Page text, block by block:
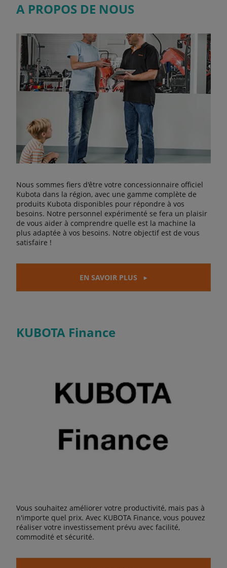
A PROPOS DE NOUS
Nous sommes fiers d'être votre concessionnaire officiel
Kubota dans la région, avec une gamme complète de
produits Kubota disponibles pour répondre à vos
besoins. Notre personnel expérimenté se fera un plaisir
de vous aider à comprendre quelle est la machine la
plus adaptée à vos besoins. Notre objectif est de vous
satisfaire !
EN SAVOIR PLUS
KUBOTA Finance
Vous souhaitez améliorer votre productivité, mais pas à
n'importe quel prix. Avec KUBOTA Finance, vous pouvez
réaliser votre investissement prévu avec facilité,
commodité et sécurité.